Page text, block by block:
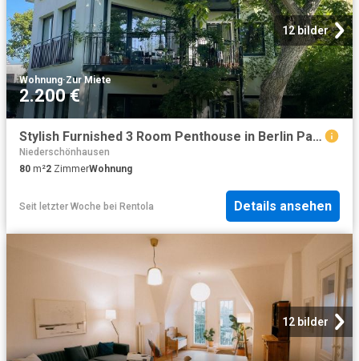
12 bilder
Wohnung·Zur Miete
2.200 €
Stylish Furnished 3 Room Penthouse in Berlin Pankow, Berlin Amsterdam Apartments for Rent
Niederschönhausen
80 m²2 ZimmerWohnung
Seit letzter Woche bei Rentola Details ansehen
12 bilder